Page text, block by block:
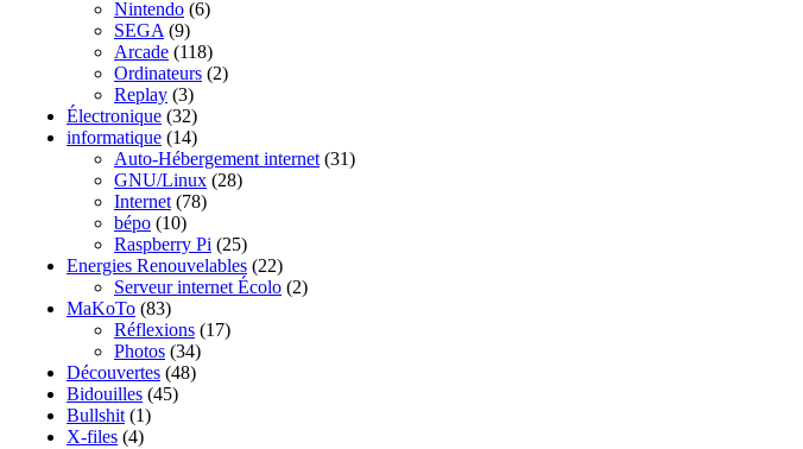
Nintendo (6)
SEGA (9)
Arcade (118)
Ordinateurs (2)
Replay (3)
Électronique (32)
informatique (14)
Auto-Hébergement internet (31)
GNU/Linux (28)
Internet (78)
bépo (10)
Raspberry Pi (25)
Energies Renouvelables (22)
Serveur internet Écolo (2)
MaKoTo (83)
Réflexions (17)
Photos (34)
Découvertes (48)
Bidouilles (45)
Bullshit (1)
X-files (4)